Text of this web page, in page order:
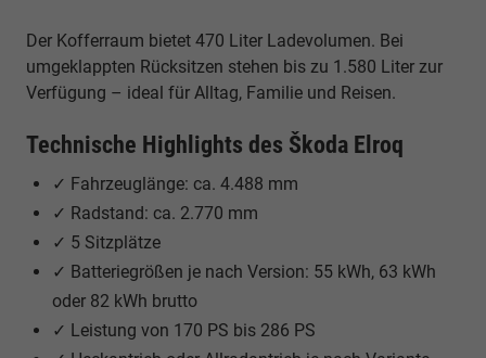
Der Kofferraum bietet 470 Liter Ladevolumen. Bei
umgeklappten Rücksitzen stehen bis zu 1.580 Liter zur
Verfügung – ideal für Alltag, Familie und Reisen.
Technische Highlights des Škoda Elroq
✓ Fahrzeuglänge: ca. 4.488 mm
✓ Radstand: ca. 2.770 mm
✓ 5 Sitzplätze
✓ Batteriegrößen je nach Version: 55 kWh, 63 kWh
oder 82 kWh brutto
✓ Leistung von 170 PS bis 286 PS